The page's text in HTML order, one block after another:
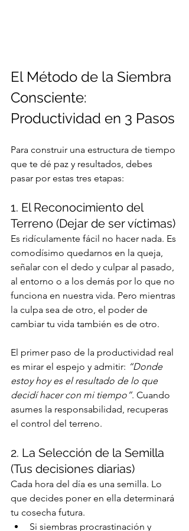
El Método de la Siembra
Consciente:
Productividad en 3 Pasos
Para construir una estructura de tiempo
que te dé paz y resultados, debes
pasar por estas tres etapas:
1. El Reconocimiento del
Terreno (Dejar de ser víctimas)
Es ridículamente fácil no hacer nada. Es
comodísimo quedarnos en la queja,
señalar con el dedo y culpar al pasado,
al entorno o a los demás por lo que no
funciona en nuestra vida. Pero mientras
la culpa sea de otro, el poder de
cambiar tu vida también es de otro.
El primer paso de la productividad real
es mirar el espejo y admitir: “Donde
estoy hoy es el resultado de lo que
decidí hacer con mi tiempo”. Cuando
asumes la responsabilidad, recuperas
el control del terreno.
2. La Selección de la Semilla
(Tus decisiones diarias)
Cada hora del día es una semilla. Lo
que decides poner en ella determinará
tu cosecha futura.
Si siembras procrastinación y